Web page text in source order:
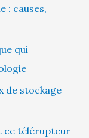
: causes,
qui
de stockage
ce télérupteur